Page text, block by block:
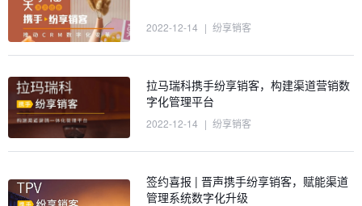
2022-12-14 | 纷享销客
拉马瑞科携手纷享销客，构建渠道营销数
字化管理平台
2022-12-14 | 纷享销客
签约喜报 | 晋声携手纷享销客，赋能渠道
管理系统数字化升级